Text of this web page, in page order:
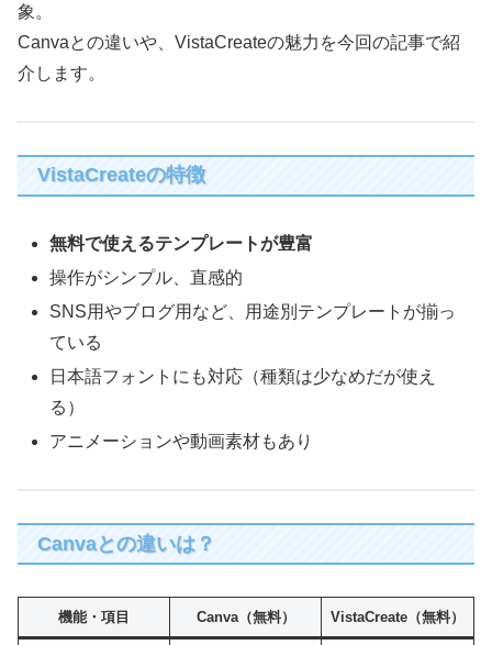
象。
Canvaとの違いや、VistaCreateの魅力を今回の記事で紹
介します。
VistaCreateの特徴
無料で使えるテンプレートが豊富
操作がシンプル、直感的
SNS用やブログ用など、用途別テンプレートが揃っ
ている
日本語フォントにも対応（種類は少なめだが使え
る）
アニメーションや動画素材もあり
Canvaとの違いは？
機能・項目 Canva（無料） VistaCreate（無料）